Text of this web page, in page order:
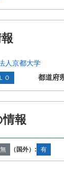
人京都大学
Ｏ 都道府
報
無 （国外）: 有